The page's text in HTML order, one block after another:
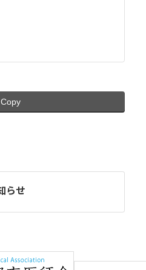
Copy
らせ